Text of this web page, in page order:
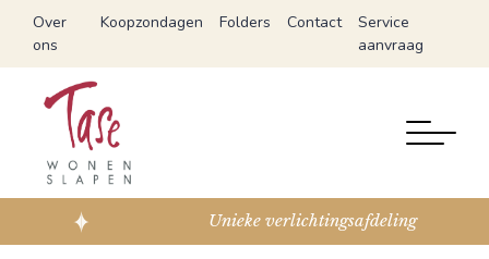
Over
ons
Koopzondagen Folders Contact
Service
aanvraag
Unieke verlichtingsafdeling